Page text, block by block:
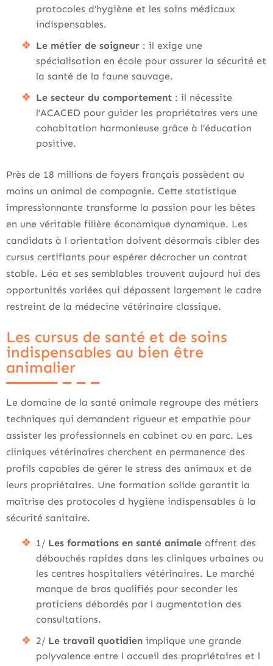
protocoles d’hygiène et les soins médicaux
indispensables.
Le métier de soigneur : il exige une
spécialisation en école pour assurer la sécurité et
la santé de la faune sauvage.
Le secteur du comportement : il nécessite
l’ACACED pour guider les propriétaires vers une
cohabitation harmonieuse grâce à l’éducation
positive.
Près de 18 millions de foyers français possèdent au
moins un animal de compagnie. Cette statistique
impressionnante transforme la passion pour les bêtes
en une véritable filière économique dynamique. Les
candidats à l orientation doivent désormais cibler des
cursus certifiants pour espérer décrocher un contrat
stable. Léa et ses semblables trouvent aujourd hui des
opportunités variées qui dépassent largement le cadre
restreint de la médecine vétérinaire classique.
Les cursus de santé et de soins
indispensables au bien être
animalier
Le domaine de la santé animale regroupe des métiers
techniques qui demandent rigueur et empathie pour
assister les professionnels en cabinet ou en parc. Les
cliniques vétérinaires cherchent en permanence des
profils capables de gérer le stress des animaux et de
leurs propriétaires. Une formation solide garantit la
maîtrise des protocoles d hygiène indispensables à la
sécurité sanitaire.
1/ Les formations en santé animale offrent des
débouchés rapides dans les cliniques urbaines ou
les centres hospitaliers vétérinaires. Le marché
manque de bras qualifiés pour seconder les
praticiens débordés par l augmentation des
consultations.
2/ Le travail quotidien implique une grande
polyvalence entre l accueil des propriétaires et l